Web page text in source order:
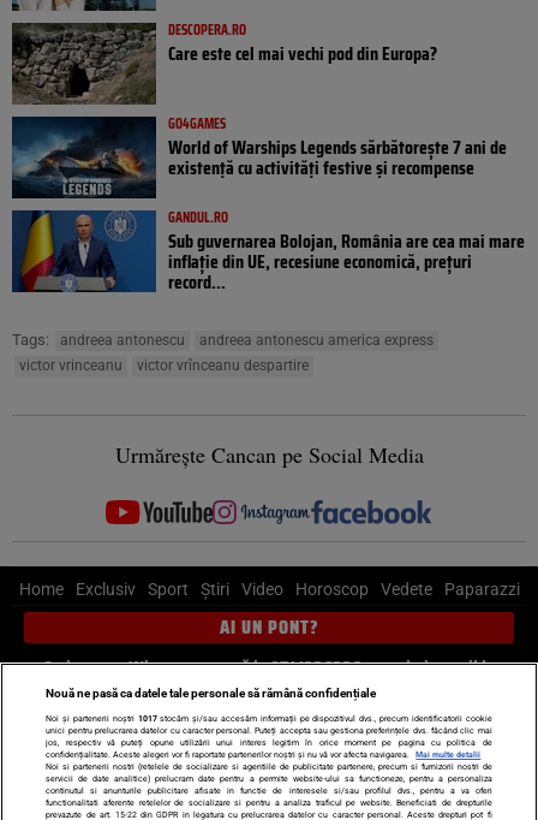
DESCOPERA.RO
Care este cel mai vechi pod din Europa?
GO4GAMES
World of Warships Legends sărbătorește 7 ani de
existență cu activități festive și recompense
GANDUL.RO
Sub guvernarea Bolojan, România are cea mai mare
inflație din UE, recesiune economică, prețuri
record...
Tags: andreea antonescu
andreea antonescu america express
victor vrinceanu
victor vrînceanu despartire
Urmărește Cancan pe Social Media
Home Exclusiv Sport Știri Video Horoscop Vedete Paparazzi
AI UN PONT?
Scrie-ne pe Whatsapp, sună la 0741226226 sau trimite mail la
pont@cancan.ro
Știri interne Știri externe
Politică
Ultimele stiri
Diete Insula Iubirii Dictionar de vise
LIFE STYLE
Horoscop
Nouă ne pasă ca datele tale personale să rămână confidențiale
Noi și partenerii noștri 1017stocăm și/sau accesăm informații pe dispozitivul dvs., precum identificatorii cookie
unici pentru prelucrarea datelor cu caracter personal. Puteți accepta sau gestiona preferințele dvs. făcând clic mai
jos, respectiv vă puteți opune utilizării unui interes legitim în orice moment pe pagina cu politica de
confidențialitate. Aceste alegeri vor fi raportate partenerilor noștri și nu vă vor afecta navigarea.
Mai multe detalii
Noi si partenerii nostri (retelele de socializare si agentiile de publicitate partenere, precum si furnizorii nostri de
servicii de date analitice) prelucram date pentru a permite website-ului sa functioneze, pentru a personaliza
continutul si anunturile publicitare afisate in functie de interesele si/sau profilul dvs., pentru a va oferi
functionalitati aferente retelelor de socializare si pentru a analiza traficul pe website. Beneficiati de drepturile
prevazute de art. 15-22 din GDPR in legatura cu prelucrarea datelor cu caracter personal. Aceste drepturi pot fi